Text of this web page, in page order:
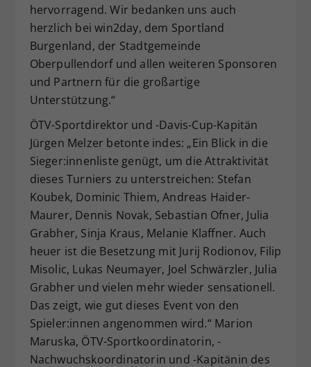
hervorragend. Wir bedanken uns auch
herzlich bei win2day, dem Sportland
Burgenland, der Stadtgemeinde
Oberpullendorf und allen weiteren Sponsoren
und Partnern für die großartige
Unterstützung.“
ÖTV-Sportdirektor und -Davis-Cup-Kapitän
Jürgen Melzer betonte indes: „Ein Blick in die
Sieger:innenliste genügt, um die Attraktivität
dieses Turniers zu unterstreichen: Stefan
Koubek, Dominic Thiem, Andreas Haider-
Maurer, Dennis Novak, Sebastian Ofner, Julia
Grabher, Sinja Kraus, Melanie Klaffner. Auch
heuer ist die Besetzung mit Jurij Rodionov, Filip
Misolic, Lukas Neumayer, Joel Schwärzler, Julia
Grabher und vielen mehr wieder sensationell.
Das zeigt, wie gut dieses Event von den
Spieler:innen angenommen wird.“ Marion
Maruska, ÖTV-Sportkoordinatorin, -
Nachwuchskoordinatorin und -Kapitänin des